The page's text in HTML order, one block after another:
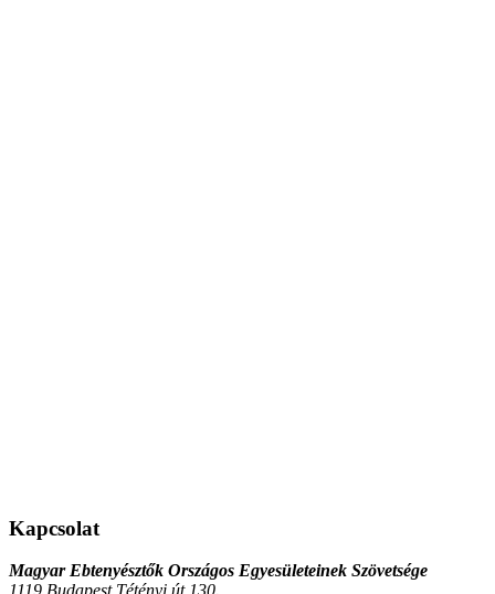
Kapcsolat
Magyar Ebtenyésztők Országos Egyesületeinek Szövetsége